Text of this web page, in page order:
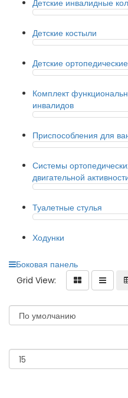
Детские инвалидные
Детские костыли
Детские
Комплект
инвалидов
Приспособления для
Системы
двигательной
Туалетные стулья
Ходунки
Боковая панель
Grid View: